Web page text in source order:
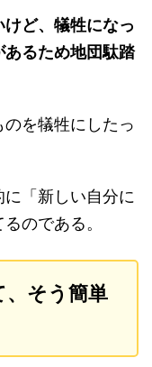
ど、犠牲になっ
るため地団駄踏
を犠牲にしたっ
「新しい自分に
のである。
、そう簡単